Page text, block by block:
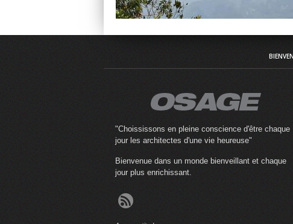
"Choississons en pleine conscience d'être chaque
jour les architectes d'une vie heureuse"
Bienvenue dans un monde bienveillant et chaque
jour plus enrichissant.